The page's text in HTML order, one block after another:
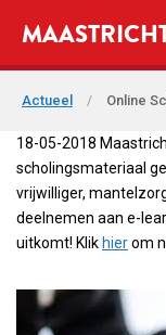
Actueel / Online
18-05-2018
scholingsmateriaal
vrijwilliger,
deelnemen aan e-
uitkomt! Klik hierom